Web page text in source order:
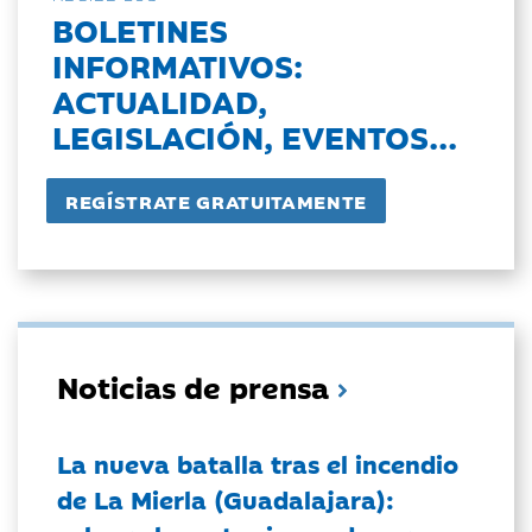
BOLETINES
INFORMATIVOS:
ACTUALIDAD,
LEGISLACIÓN, EVENTOS...
Noticias de prensa
La nueva batalla tras el incendio
de La Mierla (Guadalajara):